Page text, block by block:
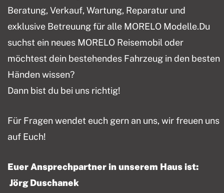
Beratung, Verkauf, Wartung, Reparatur und
exklusive Betreuung für alle MORELO Modelle.Du
suchst ein neues MORELO Reisemobil oder
möchtest dein bestehendes Fahrzeug in den besten
Händen wissen?
Dann bist du bei uns richtig!
Für Fragen wendet euch gern an uns, wir freuen uns
auf Euch!
Euer Ansprechpartner in unserem Haus ist:
Jörg Duschanek